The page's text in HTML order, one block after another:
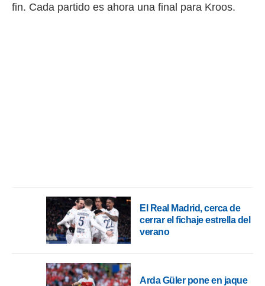
fin. Cada partido es ahora una final para Kroos.
El Real Madrid, cerca de
cerrar el fichaje estrella del
verano
Arda Güler pone en jaque